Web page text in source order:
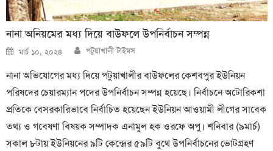
নানা অনিয়মের মধ্য দিয়ে বাউফলে উপনির্বাচন সম্পন্ন
Posted
on
মার্চ ১০, ২০২৪ Author
পটুয়াখালী টাইমস
নানা অভিযোগের মধ্য দিয়ে পটুয়াখালীর বাউফলের কেশবপুর ইউনিয়ন
পরিষদের চেয়ারম্যান পদের উপনির্বাচন সম্পন্ন হয়েছে। নির্বাচনে অটোরিকশা
প্রতিকে বেসরকারিভাবে নির্বাচিত হয়েছেন ইউনিয়ন আওয়ামী লীগের সাবেক
তথ্য ও গবেষণা বিষয়ক সম্পাদক এনামুল হক ওরফে অপু। শনিবার (৯মার্চ)
সকাল ৮টায় ইউনিয়নের ৯টি কেন্দ্রের ৫৯টি বুথে উপনির্বাচনের ভোটগ্রহণ